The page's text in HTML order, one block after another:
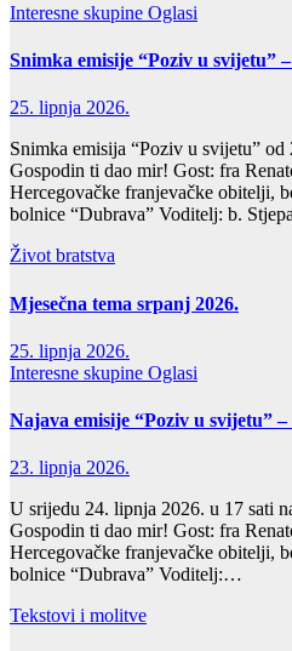
Interesne skupine Oglasi
Snimka emisije “Poziv u svijetu”
25. lipnja 2026.
Snimka emisija “Poziv u svijetu”
Gospodin ti dao mir! Gost: fra
Hercegovačke franjevačke obitelji,
bolnice “Dubrava” Voditelj: b.
Život bratstva
Mjesečna tema srpanj 2026.
25. lipnja 2026.
Interesne skupine Oglasi
Najava emisije “Poziv u svijetu”
23. lipnja 2026.
U srijedu 24. lipnja 2026. u 17 sati
Gospodin ti dao mir! Gost: fra
Hercegovačke franjevačke obitelji,
bolnice “Dubrava” Voditelj:…
Tekstovi i molitve